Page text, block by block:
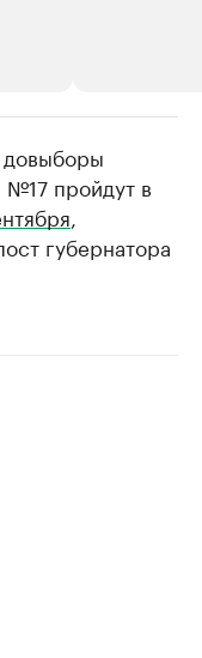
Страховые
Посмотрите в
пройдут в
губернатора